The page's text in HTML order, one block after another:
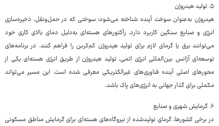
۵. تولید هیدروژن
هیدروژن به‌عنوان سوخت آینده شناخته می‌شود؛ سوختی که در حمل‌ونقل، ذخیره‌سازی
انرژی و صنایع سنگین کاربرد دارد. رآکتورهای هسته‌ای به‌دلیل دمای بالای کاری خود
می‌توانند برق یا گرمای لازم برای تولید هیدروژن کم‌کربن را فراهم کنند. در برنامه‌های
توسعه‌ای آژانس بین‌المللی انرژی اتمی، تولید هیدروژن از طریق انرژی هسته‌ای یکی از
محورهای اصلی آینده‌ فناوری‌های غیرالکتریکی معرفی شده است. این مسیر می‌تواند
مکملی برای گذار جهانی به انرژی‌های پاک باشد.
۶. گرمایش شهری و صنایع
در برخی کشورها، گرمای تولیدشده از نیروگاه‌های هسته‌ای برای گرمایش مناطق مسکونی